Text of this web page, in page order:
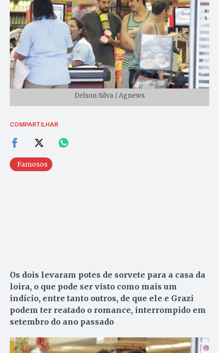
Delson Silva / Agnews
COMPARTILHAR
Famosos
Os dois levaram potes de sorvete para a casa da
loira, o que pode ser visto como mais um
indício, entre tanto outros, de que ele e Grazi
podem ter reatado o romance, interrompido em
setembro do ano passado